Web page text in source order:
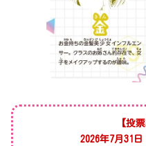
【投
2026年7月31日